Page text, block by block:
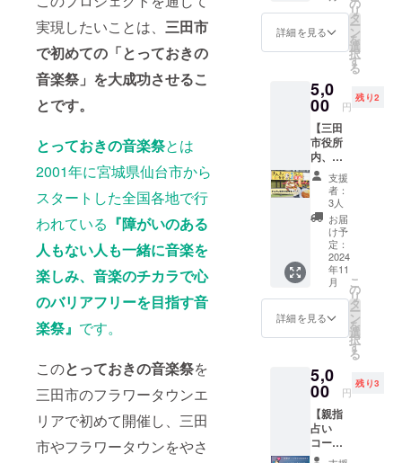
実現したいことは、 三田市
で初めての「とっておきの
音楽祭」を大成功させるこ
とです。
とっておきの音楽祭とは
2001年に宮城県仙台市から
スタートした全国各地で行
われている 『障がいのある
人もない人も一緒に音楽を
楽しみ、音楽のチカラで心
のバリアフリーを目指す音
楽祭』 です。
このとっておきの音楽祭を
三田市のフラワータウンエ
リアで初めて開催し、三田
市やフラワータウンをやさ
す。
レープ
さん、
実は主
催のち
雄介の
家族で
もあり
ます。
そんな
とって
おきの
美味し
いク
レープ
好きな
もの一
つをあ
なた
に！ 11
月24日
音楽祭
ように
メール
にて電
子チ
ケット
をお送
詳細を見る
リ
タ
ー
ン
を
選
択
す
る
5,0
00 円
残り2
【三田
市役所
内、地
域と障
害福祉
がつな
がる場
所 さ
んさん
食堂】
とって
おきの
音楽祭
を応援
してく
ださっ
Alive(ア
ライブ)
さん。
9月1日
から就
労継続
支援A型
支援
者：
3人
お届
け予
定：
2024
年11
月
詳細を見る
こ
の
リ
タ
ー
ン
を
選
択
す
る
5,0
00 円
残り3
【親指
占い
コー
ス】 当